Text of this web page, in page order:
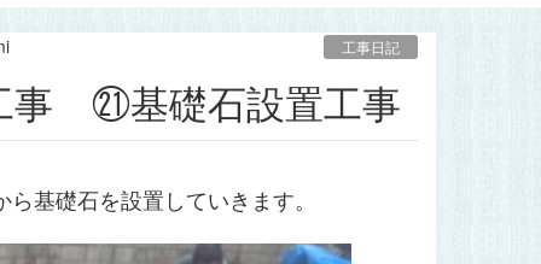
工事日記
事 ㉑基礎石設置工事
基礎石を設置していきます。